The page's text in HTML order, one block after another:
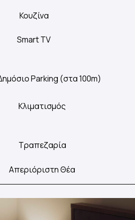
Κουζίνα
Smart TV
Parking (στα 100m)
Κλιματισμός
Τραπεζαρία
Απεριόριστη Θέα